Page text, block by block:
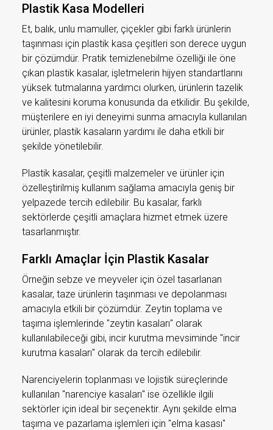
Plastik Kasa Modelleri
Et, balık, unlu mamuller, çiçekler gibi farklı ürünlerin
taşınması için plastik kasa çeşitleri son derece uygun
bir çözümdür. Pratik temizlenebilme özelliği ile öne
çıkan plastik kasalar, işletmelerin hijyen standartlarını
yüksek tutmalarına yardımcı olurken, ürünlerin tazelik
ve kalitesini koruma konusunda da etkilidir. Bu şekilde,
müşterilere en iyi deneyimi sunma amacıyla kullanılan
ürünler, plastik kasaların yardımı ile daha etkili bir
şekilde yönetilebilir.
Plastik kasalar, çeşitli malzemeler ve ürünler için
özelleştirilmiş kullanım sağlama amacıyla geniş bir
yelpazede tercih edilebilir. Bu kasalar, farklı
sektörlerde çeşitli amaçlara hizmet etmek üzere
tasarlanmıştır.
Farklı Amaçlar İçin Plastik Kasalar
Örneğin sebze ve meyveler için özel tasarlanan
kasalar, taze ürünlerin taşınması ve depolanması
amacıyla etkili bir çözümdür. Zeytin toplama ve
taşıma işlemlerinde "zeytin kasaları" olarak
kullanılabileceği gibi, incir kurutma mevsiminde "incir
kurutma kasaları" olarak da tercih edilebilir.
Narenciyelerin toplanması ve lojistik süreçlerinde
kullanılan "narenciye kasaları" ise özellikle ilgili
sektörler için ideal bir seçenektir. Aynı şekilde elma
taşıma ve pazarlama işlemleri için "elma kasası"